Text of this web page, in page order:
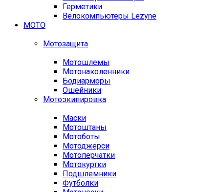
Герметики
Велокомпьютеры Lezyne
МОТО
Мотозащита
Мотошлемы
Мотонаколенники
Бодиарморы
Ошейники
Мотоэкипировка
Маски
Мотоштаны
Мотоботы
Мотоджерси
Мотоперчатки
Мотокуртки
Подшлемники
Футболки